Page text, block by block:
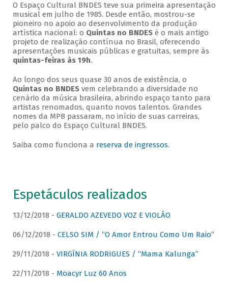
O Espaço Cultural BNDES teve sua primeira apresentação
musical em julho de 1985. Desde então, mostrou-se
pioneiro no apoio ao desenvolvimento da produção
artística nacional: o Quintas no BNDESé o mais antigo
projeto de realização contínua no Brasil, oferecendo
apresentações musicais públicas e gratuitas, sempre às
quintas-feiras às 19h.
Ao longo dos seus quase 30 anos de existência, o
Quintas no BNDESvem celebrando a diversidade no
cenário da música brasileira, abrindo espaço tanto para
artistas renomados, quanto novos talentos. Grandes
nomes da MPB passaram, no início de suas carreiras,
pelo palco do Espaço Cultural BNDES.
Saiba como funciona a reserva de ingressos.
Espetáculos realizados
13/12/2018 - GERALDO AZEVEDO VOZ E VIOLÃO
06/12/2018 - CELSO SIM / “O Amor Entrou Como Um Raio”
29/11/2018 - VIRGÍNIA RODRIGUES / “Mama Kalunga”
22/11/2018 - Moacyr Luz 60 Anos